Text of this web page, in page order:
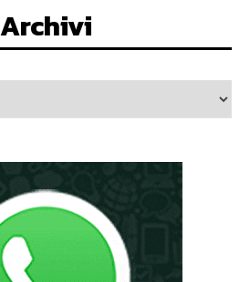
Archivi